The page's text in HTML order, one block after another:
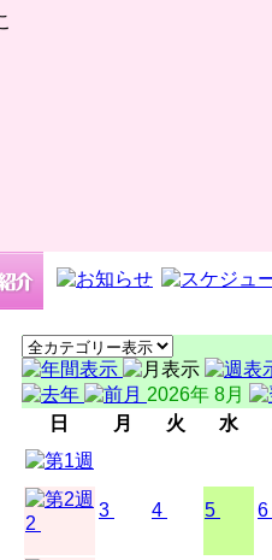
2026年 8月
日
月 火 水
2
3 4 5 6